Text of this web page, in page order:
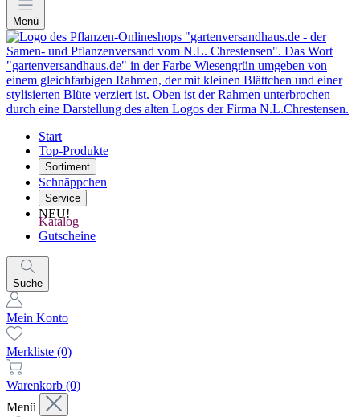
Menü
Start
Top-Produkte
Sortiment
Schnäppchen
Service
NEU!
Katalog
Gutscheine
Suche
Mein Konto
Merkliste (0)
Warenkorb (0)
Menü